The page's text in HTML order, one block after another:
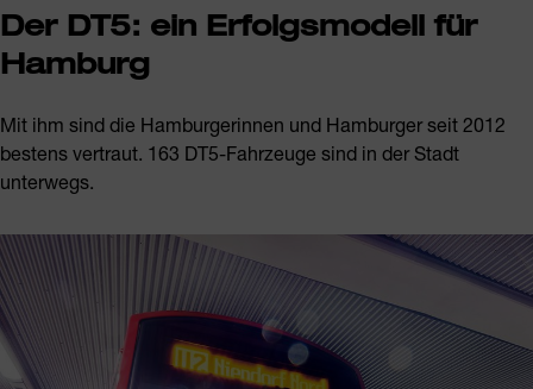
Der DT5: ein Erfolgsmodell für
Hamburg
Mit ihm sind die Hamburgerinnen und Hamburger seit 2012
bestens vertraut. 163 DT5-Fahrzeuge sind in der Stadt
unterwegs.